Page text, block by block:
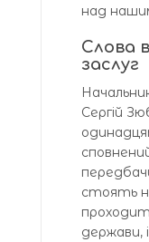
над
Слова
заслуг
Сергій
стоять
держави,